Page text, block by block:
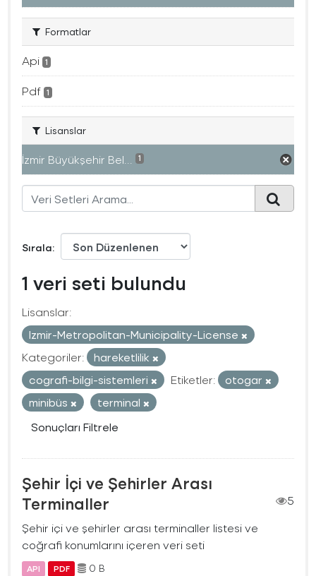
Formatlar
Api 1
Pdf 1
Lisanslar
İzmir Büyükşehir Bel... 1
Sırala
1 veri seti bulundu
Lisanslar:
Izmir-Metropolitan-Municipality-License
Kategoriler:
hareketlilik
cografi-bilgi-sistemleri
Etiketler:
otogar
minibüs
terminal
Sonuçları Filtrele
Şehir İçi ve Şehirler Arası
Terminaller
5
Şehir içi ve şehirler arası terminaller listesi ve
coğrafi konumlarını içeren veri seti
API PDF 0 B